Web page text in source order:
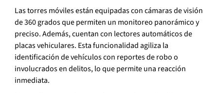
Las torres móviles están equipadas con cámaras de visión
de 360 grados que permiten un monitoreo panorámico y
preciso. Además, cuentan con lectores automáticos de
placas vehiculares. Esta funcionalidad agiliza la
identificación de vehículos con reportes de robo o
involucrados en delitos, lo que permite una reacción
inmediata.